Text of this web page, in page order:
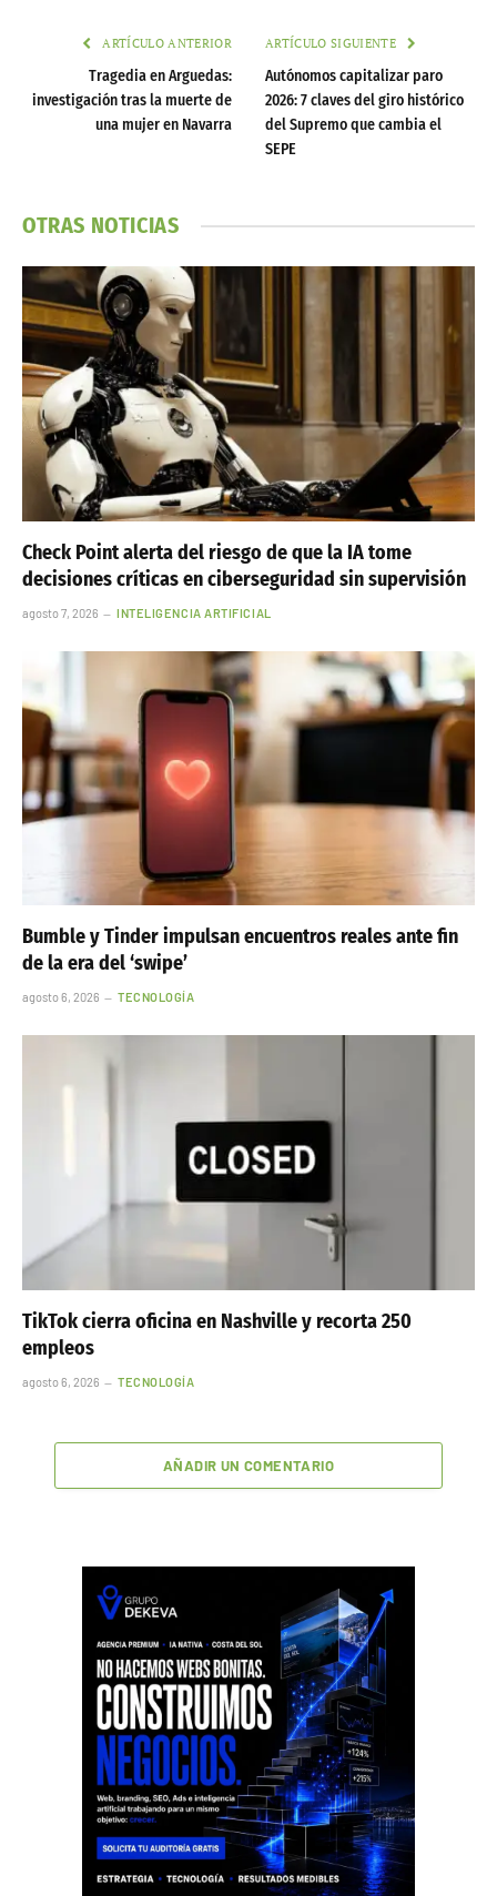
ARTÍCULO ANTERIOR
Tragedia en Arguedas:
investigación tras la muerte de
una mujer en Navarra
ARTÍCULO SIGUIENTE
Autónomos capitalizar paro
2026: 7 claves del giro histórico
del Supremo que cambia el
SEPE
OTRAS NOTICIAS
Check Point alerta del riesgo de que la IA tome
decisiones críticas en ciberseguridad sin supervisión
agosto 7, 2026 INTELIGENCIA ARTIFICIAL
Bumble y Tinder impulsan encuentros reales ante fin
de la era del ‘swipe’
agosto 6, 2026 TECNOLOGÍA
TikTok cierra oficina en Nashville y recorta 250
empleos
agosto 6, 2026 TECNOLOGÍA
AÑADIR UN COMENTARIO